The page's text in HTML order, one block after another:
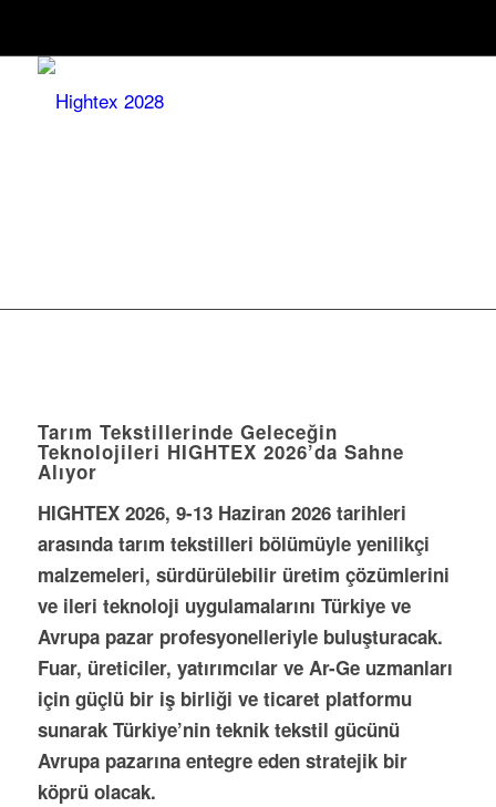
Tarım Tekstillerinde Geleceğin
Teknolojileri HIGHTEX 2026’da Sahne
Alıyor
HIGHTEX 2026, 9-13 Haziran 2026 tarihleri
arasında tarım tekstilleri bölümüyle yenilikçi
malzemeleri, sürdürülebilir üretim çözümlerini
ve ileri teknoloji uygulamalarını Türkiye ve
Avrupa pazar profesyonelleriyle buluşturacak.
Fuar, üreticiler, yatırımcılar ve Ar-Ge uzmanları
için güçlü bir iş birliği ve ticaret platformu
sunarak Türkiye’nin teknik tekstil gücünü
Avrupa pazarına entegre eden stratejik bir
köprü olacak.